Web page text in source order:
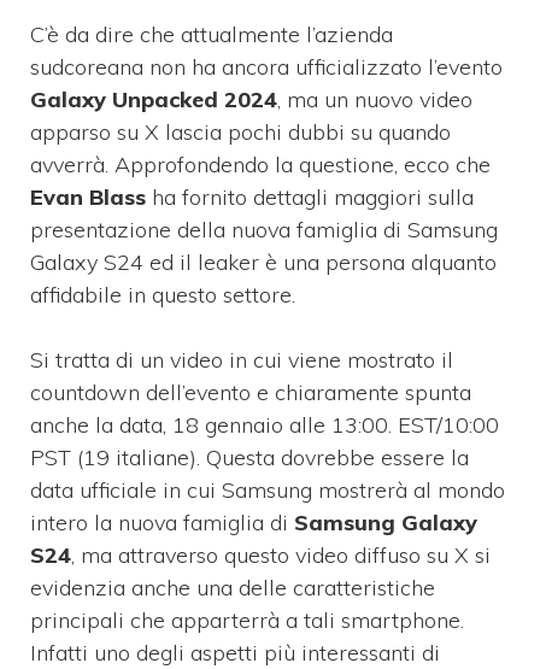
C’è da dire che attualmente l’azienda
sudcoreana non ha ancora ufficializzato l’evento
Galaxy Unpacked 2024, ma un nuovo video
apparso su X lascia pochi dubbi su quando
avverrà. Approfondendo la questione, ecco che
Evan Blass ha fornito dettagli maggiori sulla
presentazione della nuova famiglia di Samsung
Galaxy S24 ed il leaker è una persona alquanto
affidabile in questo settore.
Si tratta di un video in cui viene mostrato il
countdown dell’evento e chiaramente spunta
anche la data, 18 gennaio alle 13:00. EST/10:00
PST (19 italiane). Questa dovrebbe essere la
data ufficiale in cui Samsung mostrerà al mondo
intero la nuova famiglia di Samsung Galaxy
S24, ma attraverso questo video diffuso su X si
evidenzia anche una delle caratteristiche
principali che apparterrà a tali smartphone.
Infatti uno degli aspetti più interessanti di